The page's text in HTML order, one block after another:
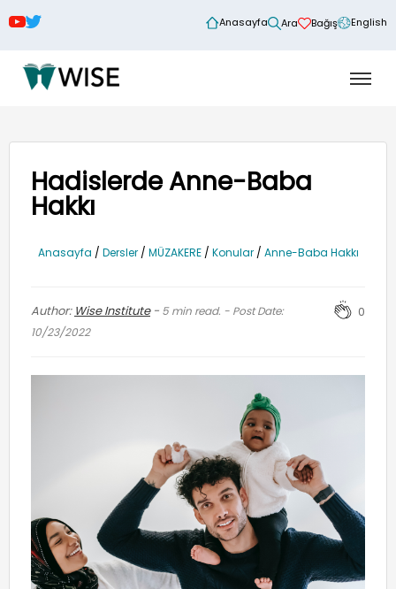
Anasayfa Ara Bağış English
Hadislerde Anne-Baba
Hakkı
Anasayfa / Dersler/ MÜZAKERE/ Konular/ Anne-Baba Hakkı
Author: Wise Institute- 5min read. - Post Date:
10/23/2022
0